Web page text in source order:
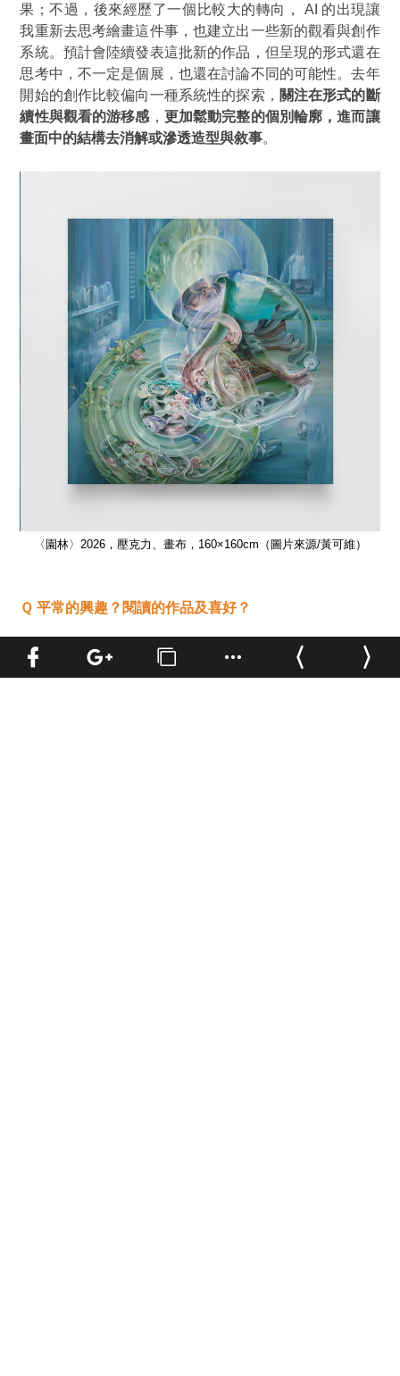
果；不過，後來經歷了一個比較大的轉向， AI 的出現讓
我重新去思考繪畫這件事，也建立出一些新的觀看與創作
系統。預計會陸續發表這批新的作品，但呈現的形式還在
思考中，不一定是個展，也還在討論不同的可能性。去年
開始的創作比較偏向一種系統性的探索， 關注在形式的斷
續性與觀看的游移感 ， 更加鬆動完整的個別輪廓，進而讓
畫面中的結構去消解或滲透造型與敘事。
〈園林〉2026，壓克力、畫布，160×160cm（圖片來源/黃可維）
Ｑ 平常的興趣？閱讀的作品及喜好？
對哲學和思考類的書籍很感興趣，但不是以學術研究的方
式閱讀，而是更關注觀念如何被提出、演變與推進的過